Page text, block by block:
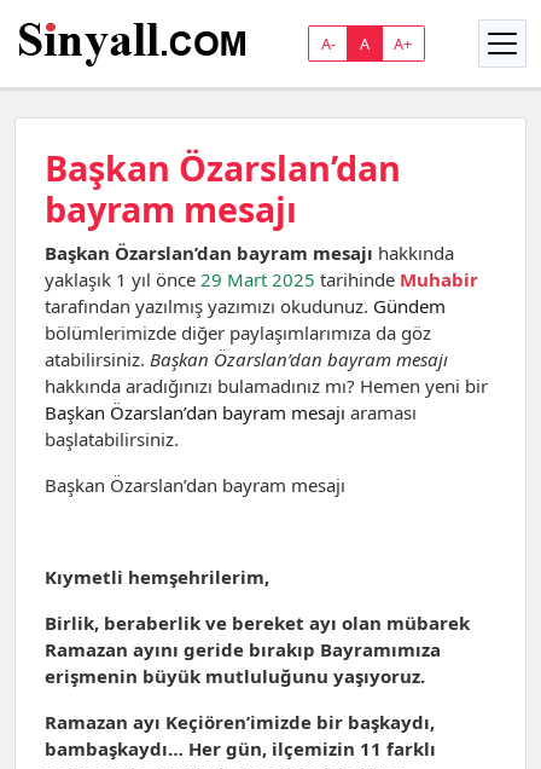
A- A A+
Başkan Özarslan’dan
bayram mesajı
Başkan Özarslan’dan bayram mesajı hakkında
yaklaşık 1 yıl önce 29 Mart 2025 tarihinde Muhabir
tarafından yazılmış yazımızı okudunuz. Gündem
bölümlerimizde diğer paylaşımlarımıza da göz
atabilirsiniz. Başkan Özarslan’dan bayram mesajı
hakkında aradığınızı bulamadınız mı? Hemen yeni bir
Başkan Özarslan’dan bayram mesajı araması
başlatabilirsiniz.
Başkan Özarslan’dan bayram mesajı
Kıymetli hemşehrilerim,
Birlik, beraberlik ve bereket ayı olan mübarek
Ramazan ayını geride bırakıp Bayramımıza
erişmenin büyük mutluluğunu yaşıyoruz.
Ramazan ayı Keçiören’imizde bir başkaydı,
bambaşkaydı… Her gün, ilçemizin 11 farklı